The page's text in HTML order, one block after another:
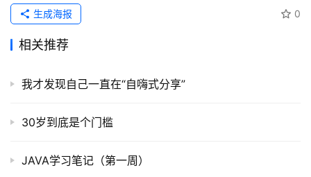
项
目
词
开
0
生成海报
相关推荐
我才发现自己一直在“自嗨式分享”
30岁到底是个门槛
JAVA学习笔记（第一周）